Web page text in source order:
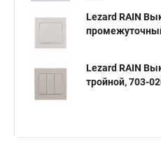
Lezard RAIN
Lezard RAIN
тройной, 703-